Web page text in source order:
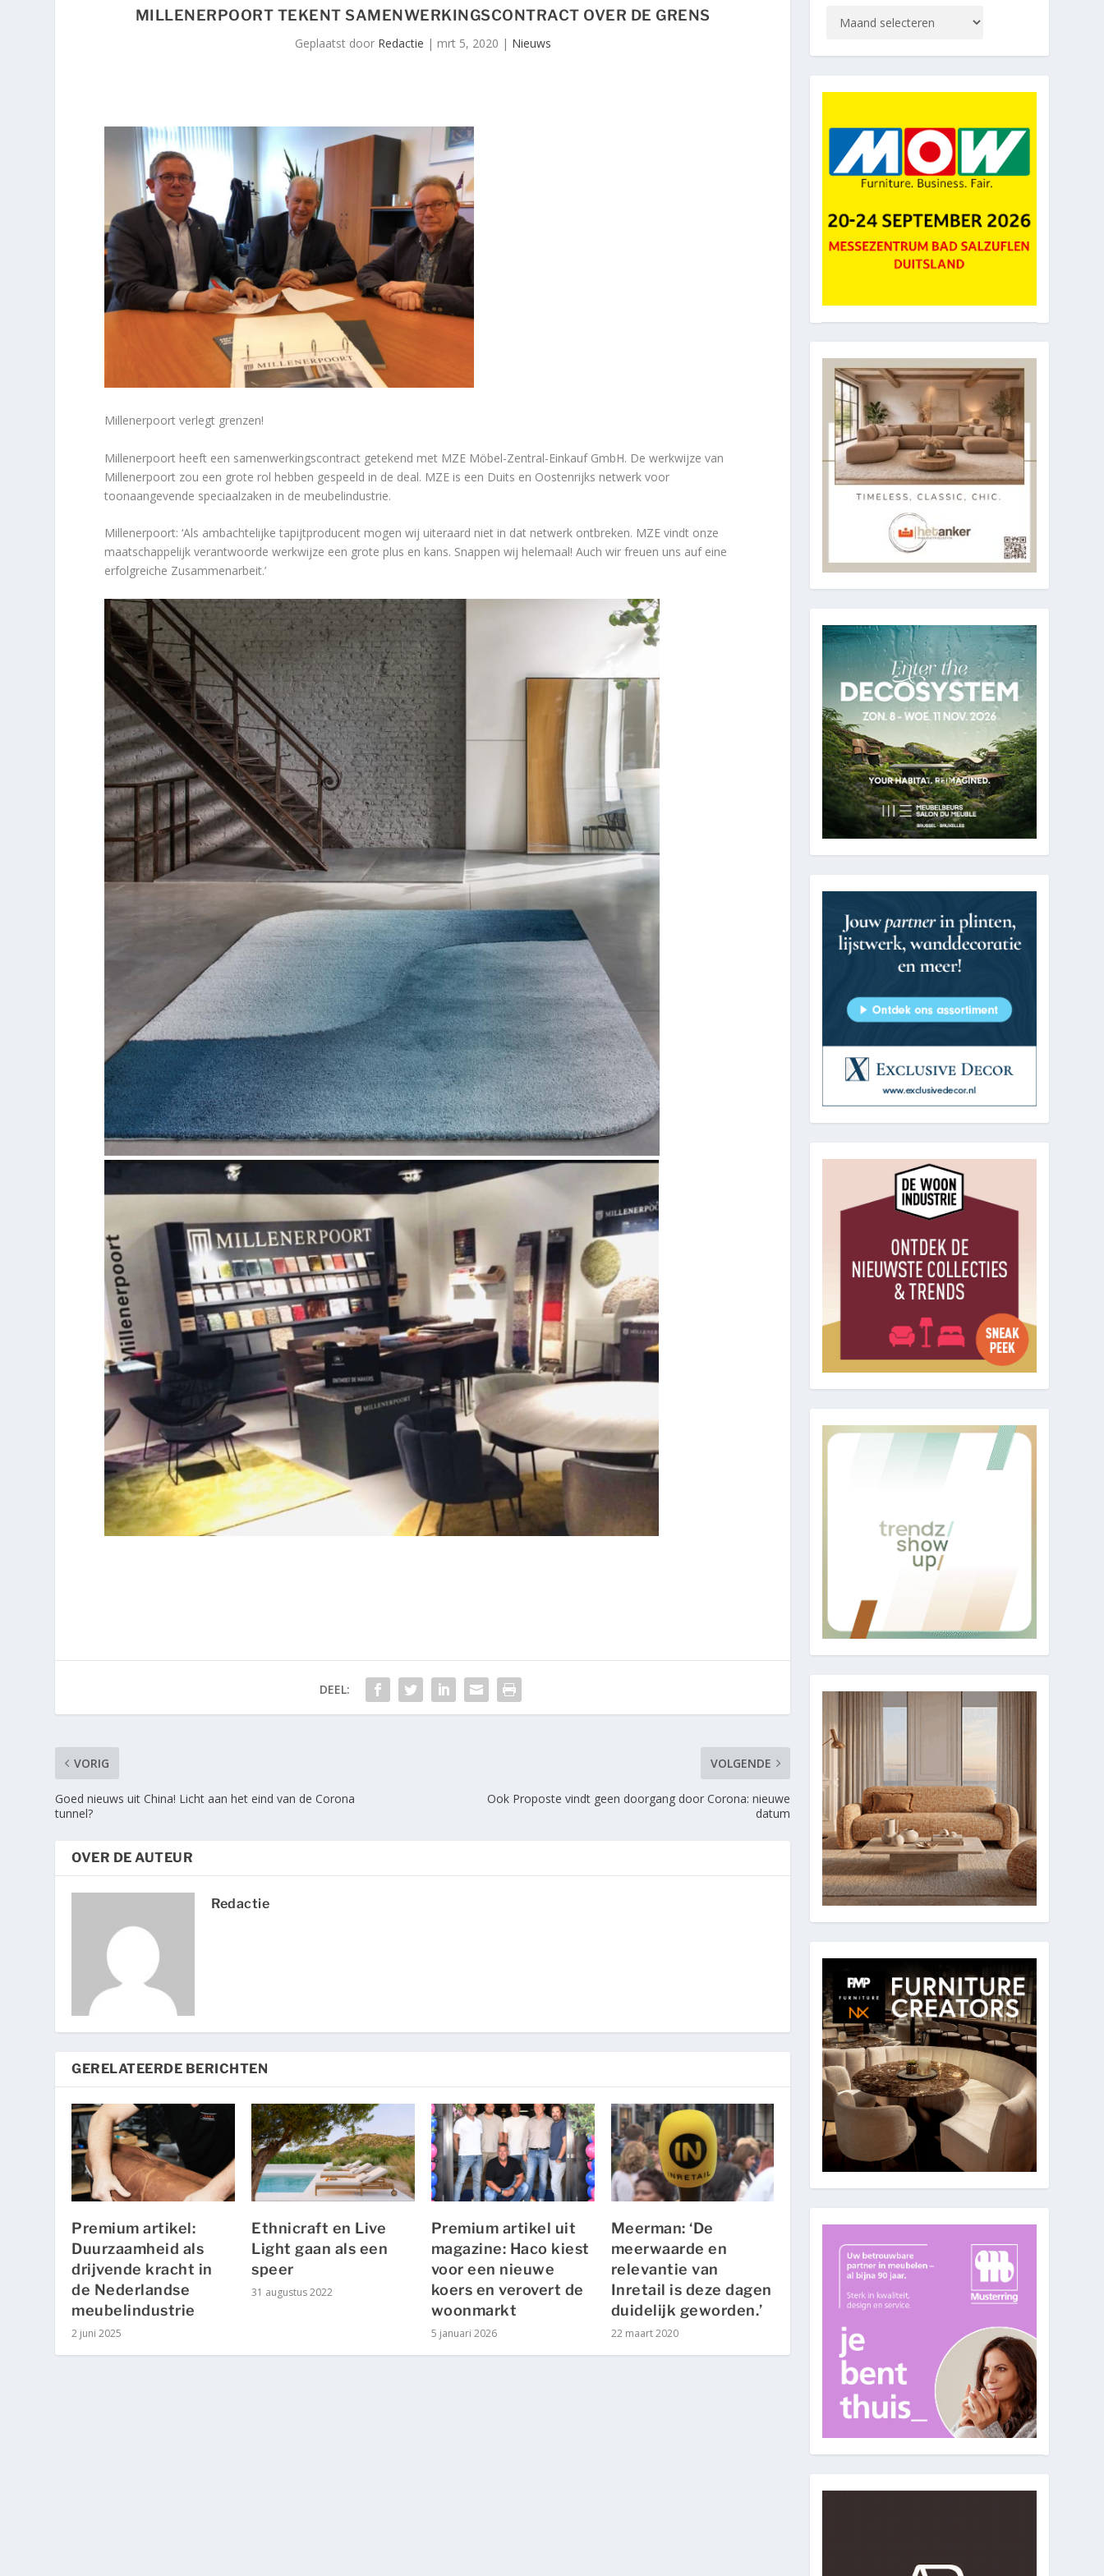
MILLENERPOORT TEKENT SAMENWERKINGSCONTRACT OVER DE GRENS
Geplaatst door Redactie | mrt 5, 2020 | Nieuws
Millenerpoort verlegt grenzen!
Millenerpoort heeft een samenwerkingscontract getekend met MZE Möbel-Zentral-Einkauf GmbH. De werkwijze van
Millenerpoort zou een grote rol hebben gespeeld in de deal. MZE is een Duits en Oostenrijks netwerk voor
toonaangevende speciaalzaken in de meubelindustrie.
Millenerpoort: ‘Als ambachtelijke tapijtproducent mogen wij uiteraard niet in dat netwerk ontbreken. MZE vindt onze
maatschappelijk verantwoorde werkwijze een grote plus en kans. Snappen wij helemaal! Auch wir freuen uns auf eine
erfolgreiche Zusammenarbeit.’
DEEL:
VORIG
Goed nieuws uit China! Licht aan het eind van de Corona
tunnel?
VOLGENDE
Ook Proposte vindt geen doorgang door Corona: nieuwe
datum
OVER DE AUTEUR
Redactie
GERELATEERDE BERICHTEN
Premium artikel:
Duurzaamheid als
drijvende kracht in
de Nederlandse
meubelindustrie
2 juni 2025
Ethnicraft en Live
Light gaan als een
speer
31 augustus 2022
Premium artikel uit
magazine: Haco kiest
voor een nieuwe
koers en verovert de
woonmarkt
5 januari 2026
Meerman: ‘De
meerwaarde en
relevantie van
Inretail is deze dagen
duidelijk geworden.’
22 maart 2020